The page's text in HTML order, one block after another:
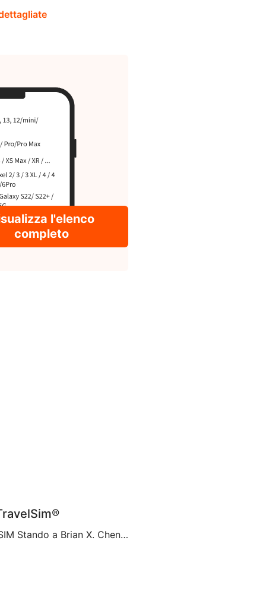
l'elenco
completo
Una nuova era della comunicazione con le schede eSIM Stando a Brian X. Chen, autore principale di tecnologia di consumo presso il New York Times, tra non molto “la scheda SIM fisica non esisterà più“. Ciò pare sia dovuto alla decisione di Apple di eliminare il vassoio della scheda SIM dall’iPhone 14, rendendolo il primo […]